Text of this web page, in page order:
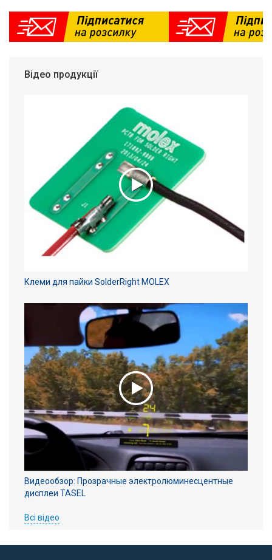
Відео продукції
Клеми для пайки SolderRight MOLEX
Видеообзор: Прозрачные электролюминесцентные
дисплеи TASEL
Всі відео